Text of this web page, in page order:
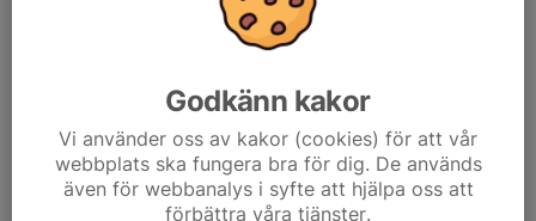
Godkänn kakor
Vi använder oss av kakor (cookies) för att vår
webbplats ska fungera bra för dig. De används
även för webbanalys i syfte att hjälpa oss att
förbättra våra tjänster.